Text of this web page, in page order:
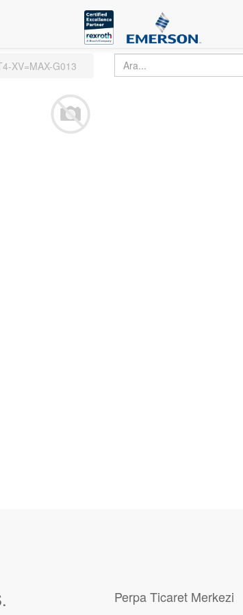
XV=MAX-G013
Perpa Ticaret Merkezi